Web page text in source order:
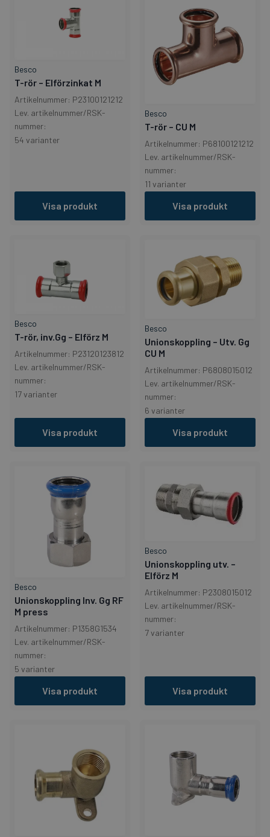
Besco
T-rör – Elförzinkat M
Artikelnummer: P23100121212
Lev. artikelnummer/RSK-
nummer:
54 varianter
Visa produkt
Besco
T-rör – CU M
Artikelnummer: P68100121212
Lev. artikelnummer/RSK-
nummer:
11 varianter
Visa produkt
Besco
T-rör, inv.Gg – Elförz M
Artikelnummer: P23120123812
Lev. artikelnummer/RSK-
nummer:
17 varianter
Visa produkt
Besco
Unionskoppling – Utv. Gg
CU M
Artikelnummer: P6808015012
Lev. artikelnummer/RSK-
nummer:
6 varianter
Visa produkt
Besco
Unionskoppling Inv. Gg RF
M press
Artikelnummer: P1358G1534
Lev. artikelnummer/RSK-
nummer:
5 varianter
Visa produkt
Besco
Unionskoppling utv. –
Elförz M
Artikelnummer: P2308015012
Lev. artikelnummer/RSK-
nummer:
7 varianter
Visa produkt